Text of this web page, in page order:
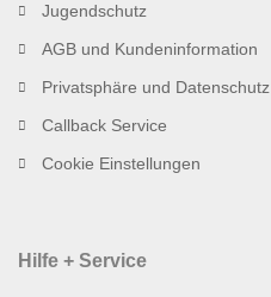
Jugendschutz
AGB und Kundeninformation
Privatsphäre und Datenschutz
Callback Service
Cookie Einstellungen
Hilfe + Service